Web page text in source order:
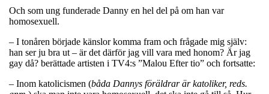
Och som ung funderade Danny en hel del på om han var
homosexuell.
– I tonåren började känslor komma fram och frågade mig själv:
han ser ju bra ut – är det därför jag vill vara med honom? Är jag
gay då? berättade artisten i TV4:s ”Malou Efter tio” och fortsatte:
– Inom katolicismen (båda Dannys föräldrar är katoliker, reds.